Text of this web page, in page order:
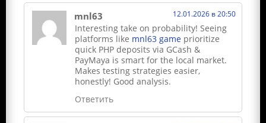
mnl63 12.01.2026 в 20:50
Interesting take on probability! Seeing
platforms like mnl63 gameprioritize
quick PHP deposits via GCash &
PayMaya is smart for the local market.
Makes testing strategies easier,
honestly! Good analysis.
Ответить